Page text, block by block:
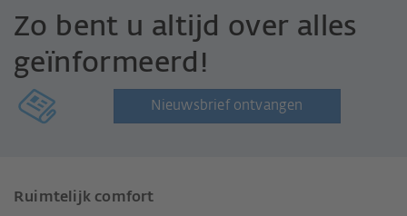
Zo bent u altijd over alles
geïnformeerd!
Nieuwsbrief ontvangen
Ruimtelijk comfort